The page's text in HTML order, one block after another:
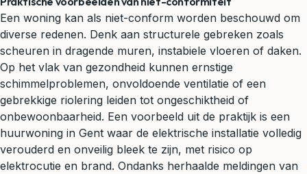
Een woning kan als niet-conform worden beschouwd om
diverse redenen. Denk aan structurele gebreken zoals
scheuren in dragende muren, instabiele vloeren of daken.
Op het vlak van gezondheid kunnen ernstige
schimmelproblemen, onvoldoende ventilatie of een
gebrekkige riolering leiden tot ongeschiktheid of
onbewoonbaarheid. Een voorbeeld uit de praktijk is een
huurwoning in Gent waar de elektrische installatie volledig
verouderd en onveilig bleek te zijn, met risico op
elektrocutie en brand. Ondanks herhaalde meldingen van